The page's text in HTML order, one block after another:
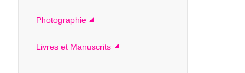
Photographie
Livres et Manuscrits